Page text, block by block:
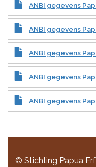
ANBI gegevens
ANBI gegevens
ANBI gegevens
ANBI gegevens
ANBI gegevens
© Stichting Papua